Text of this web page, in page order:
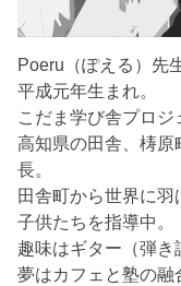
Poeru（ぽえる）先
平成元年生まれ。
こだま学び舎プロジ
高知県の田舎、梼
長。
田舎町から世界に
子供たちを指導中。
趣味はギター（弾き
夢はカフェと塾の融